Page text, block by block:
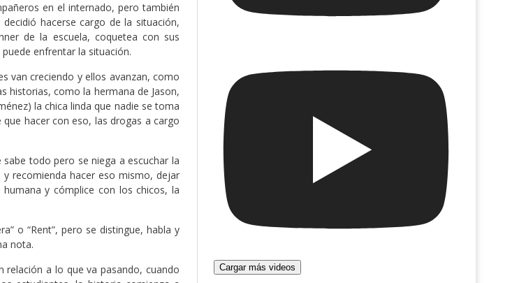
en el internado, pero también
hacerse cargo de la situación,
de la escuela, coquetea con sus
enfrentar la situación.
van creciendo y ellos avanzan, como
historias, como la hermana de Jason,
la chica linda que nadie se toma
hacer con eso, las drogas a cargo
todo pero se niega a escuchar la
recomienda hacer eso mismo, dejar
y cómplice con los chicos, la
o “Rent”, pero se distingue, habla y
nota.
relación a lo que va pasando, cuando
Cargar más videos